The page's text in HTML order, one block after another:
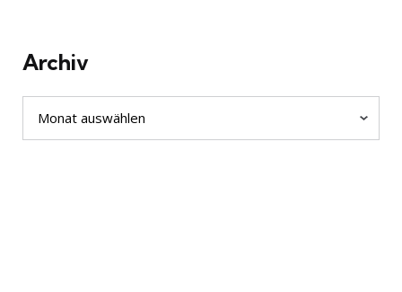
Archiv